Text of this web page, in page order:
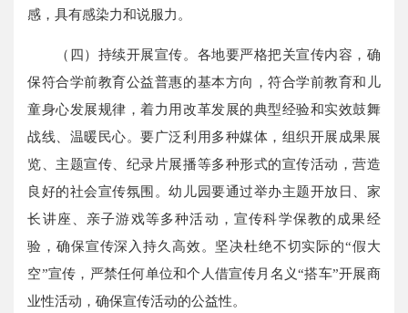
感，具有感染力和说服力。
（四）持续开展宣传。各地要严格把关宣传内容，确
保符合学前教育公益普惠的基本方向，符合学前教育和儿
童身心发展规律，着力用改革发展的典型经验和实效鼓舞
战线、温暖民心。要广泛利用多种媒体，组织开展成果展
览、主题宣传、纪录片展播等多种形式的宣传活动，营造
良好的社会宣传氛围。幼儿园要通过举办主题开放日、家
长讲座、亲子游戏等多种活动，宣传科学保教的成果经
验，确保宣传深入持久高效。坚决杜绝不切实际的“假大
空”宣传，严禁任何单位和个人借宣传月名义“搭车”开展商
业性活动，确保宣传活动的公益性。